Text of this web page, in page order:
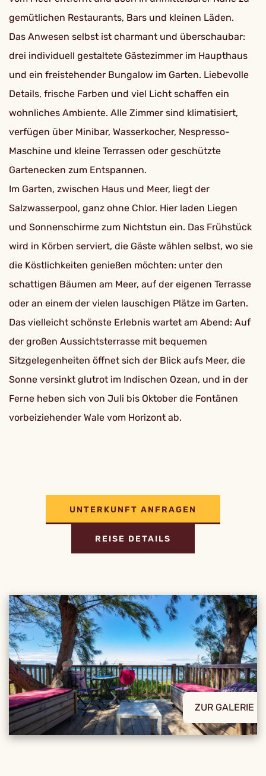
gemütlichen Restaurants, Bars und kleinen Läden.
Das Anwesen selbst ist charmant und überschaubar:
drei individuell gestaltete Gästezimmer im Haupthaus
und ein freistehender Bungalow im Garten. Liebevolle
Details, frische Farben und viel Licht schaffen ein
wohnliches Ambiente. Alle Zimmer sind klimatisiert,
verfügen über Minibar, Wasserkocher, Nespresso-
Maschine und kleine Terrassen oder geschützte
Gartenecken zum Entspannen.
Im Garten, zwischen Haus und Meer, liegt der
Salzwasserpool, ganz ohne Chlor. Hier laden Liegen
und Sonnenschirme zum Nichtstun ein. Das Frühstück
wird in Körben serviert, die Gäste wählen selbst, wo sie
die Köstlichkeiten genießen möchten: unter den
schattigen Bäumen am Meer, auf der eigenen Terrasse
oder an einem der vielen lauschigen Plätze im Garten.
Das vielleicht schönste Erlebnis wartet am Abend: Auf
der großen Aussichtsterrasse mit bequemen
Sitzgelegenheiten öffnet sich der Blick aufs Meer, die
Sonne versinkt glutrot im Indischen Ozean, und in der
Ferne heben sich von Juli bis Oktober die Fontänen
vorbeiziehender Wale vom Horizont ab.
UNTERKUNFT ANFRAGEN
REISE DETAILS
ZUR GALERIE